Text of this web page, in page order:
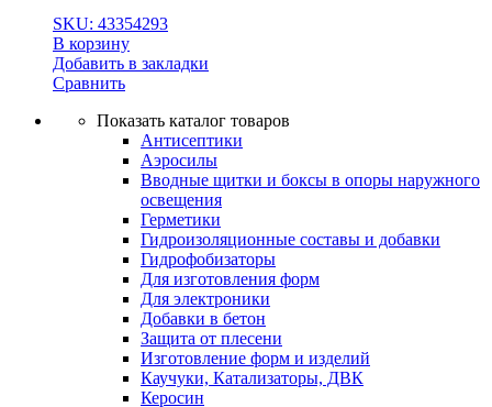
SKU: 43354293
В корзину
Добавить в закладки
Сравнить
Показать каталог товаров
Антисептики
Аэросилы
Вводные щитки и боксы в опоры наружного
освещения
Герметики
Гидроизоляционные составы и добавки
Гидрофобизаторы
Для изготовления форм
Для электроники
Добавки в бетон
Защита от плесени
Изготовление форм и изделий
Каучуки, Катализаторы, ДВК
Керосин